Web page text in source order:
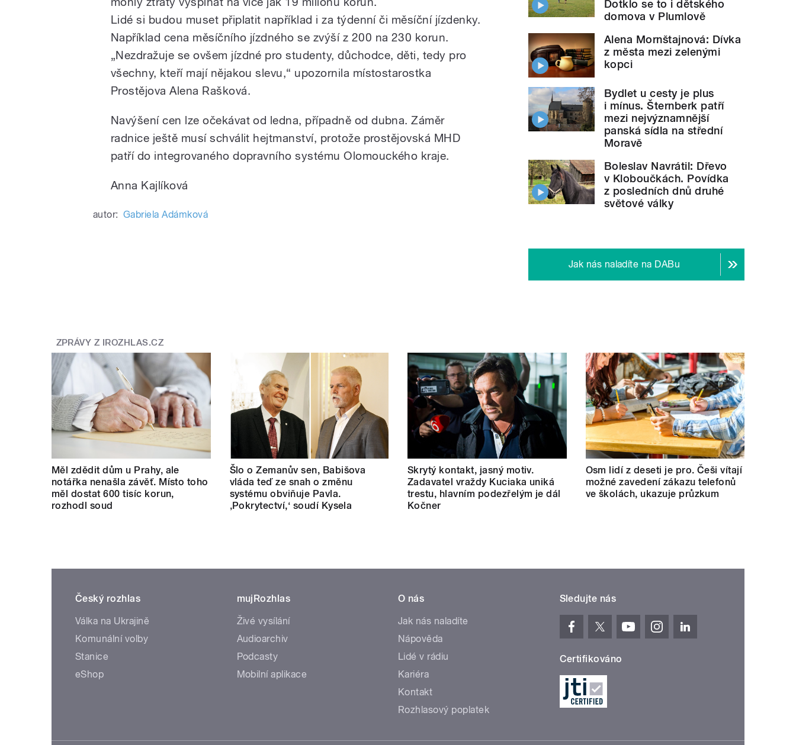
Lidé si budou muset připlatit například i za týdenní či měsíční jízdenky.
Například cena měsíčního jízdného se zvýší z 200 na 230 korun.
„Nezdražuje se ovšem jízdné pro studenty, důchodce, děti, tedy pro
všechny, kteří mají nějakou slevu,“ upozornila místostarostka
Prostějova Alena Rašková.
Navýšení cen lze očekávat od ledna, případně od dubna. Záměr
radnice ještě musí schválit hejtmanství, protože prostějovská MHD
patří do integrovaného dopravního systému Olomouckého kraje.
Anna Kajlíková
autor: Gabriela Adámková
Dotklo se to i dětského
domova v Plumlově
Alena Mornštajnová: Dívka
z města mezi zelenými
kopci
Bydlet u cesty je plus
i mínus. Šternberk patří
mezi nejvýznamnější
panská sídla na střední
Moravě
Boleslav Navrátil: Dřevo
v Kloboučkách. Povídka
z posledních dnů druhé
světové války
Jak nás naladíte na DABu
ZPRÁVY Z IROZHLAS.CZ
Měl zdědit dům u Prahy, ale
notářka nenašla závěť. Místo toho
měl dostat 600 tisíc korun,
rozhodl soud
Šlo o Zemanův sen, Babišova
vláda teď ze snah o změnu
systému obviňuje Pavla.
‚Pokrytectví,‘ soudí Kysela
Skrytý kontakt, jasný motiv.
Zadavatel vraždy Kuciaka uniká
trestu, hlavním podezřelým je dál
Kočner
Osm lidí z deseti je pro. Češi vítají
možné zavedení zákazu telefonů
ve školách, ukazuje průzkum
Český rozhlas
Válka na Ukrajině
Komunální volby
Stanice
eShop
mujRozhlas
Živé vysílání
Audioarchiv
Podcasty
Mobilní aplikace
O nás
Jak nás naladíte
Nápověda
Lidé v rádiu
Kariéra
Kontakt
Rozhlasový poplatek
Sledujte nás
Certifikováno